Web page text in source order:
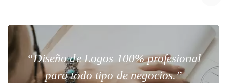
“Diseño de Logos 100% profesional
para todo tipo de negocios.”